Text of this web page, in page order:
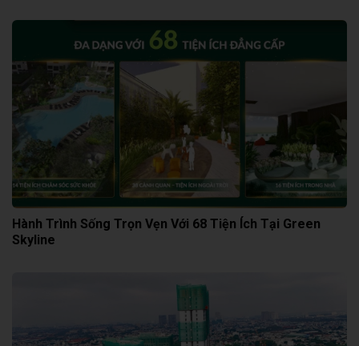
Hành Trình Sống Trọn Vẹn Với 68 Tiện Ích Tại Green
Skyline